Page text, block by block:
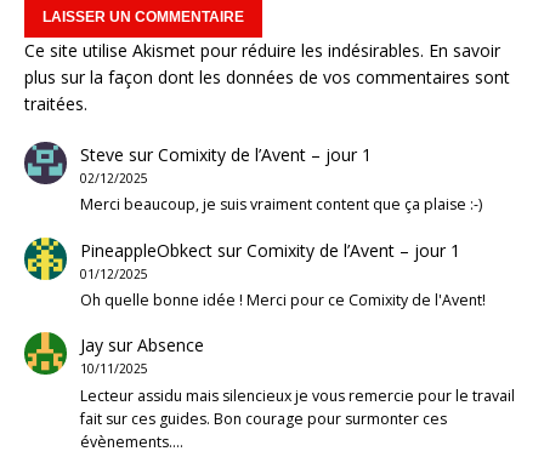
Ce site utilise Akismet pour réduire les indésirables. En savoir
plus sur la façon dont les données de vos commentaires sont
traitées.
Steve surComixity de l’Avent – jour 1
02/12/2025
Merci beaucoup, je suis vraiment content que ça plaise :-)
PineappleObkectsurComixity de l’Avent – jour 1
01/12/2025
Oh quelle bonne idée ! Merci pour ce Comixity de l'Avent!
JaysurAbsence
10/11/2025
Lecteur assidu mais silencieux je vous remercie pour le travail
fait sur ces guides. Bon courage pour surmonter ces
évènements.…